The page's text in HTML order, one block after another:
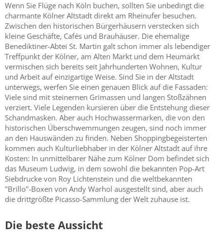
Wenn Sie Flüge nach Köln buchen, sollten Sie unbedingt die
charmante Kölner Altstadt direkt am Rheinufer besuchen.
Zwischen den historischen Bürgerhäusern verstecken sich
kleine Geschäfte, Cafés und Brauhäuser. Die ehemalige
Benediktiner-Abtei St. Martin galt schon immer als lebendiger
Treffpunkt der Kölner, am Alten Markt und dem Heumarkt
vermischen sich bereits seit Jahrhunderten Wohnen, Kultur
und Arbeit auf einzigartige Weise. Sind Sie in der Altstadt
unterwegs, werfen Sie einen genauen Blick auf die Fassaden:
Viele sind mit steinernen Grimassen und langen Stoßzähnen
verziert. Viele Legenden kursieren über die Entstehung dieser
Schandmasken. Aber auch Hochwassermarken, die von den
historischen Überschwemmungen zeugen, sind noch immer
an den Hauswänden zu finden. Neben Shoppingbegeisterten
kommen auch Kulturliebhaber in der Kölner Altstadt auf ihre
Kosten: In unmittelbarer Nähe zum Kölner Dom befindet sich
das Museum Ludwig, in dem sowohl die bekannten Pop-Art
Siebdrucke von Roy Lichtenstein und die weltbekannten
"Brillo"-Boxen von Andy Warhol ausgestellt sind, aber auch
die drittgrößte Picasso-Sammlung der Welt zuhause ist.
Die beste Aussicht